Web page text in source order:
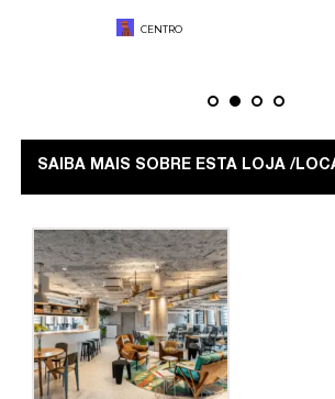
CENTRO
SAIBA MAIS SOBRE ESTA LOJA /